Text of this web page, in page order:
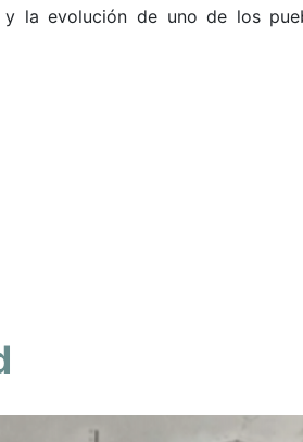
la evolución de uno de los